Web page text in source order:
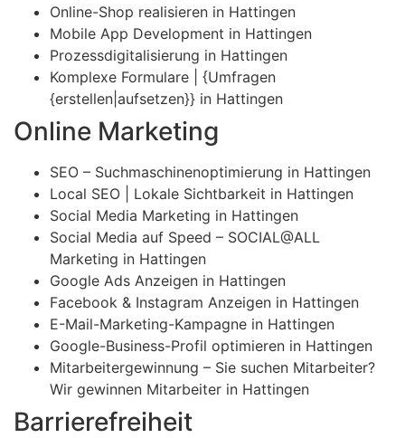
Online-Shop realisieren in Hattingen
Mobile App Development in Hattingen
Prozessdigitalisierung in Hattingen
Komplexe Formulare | {Umfragen
{erstellen|aufsetzen}} in Hattingen
Online Marketing
SEO – Suchmaschinenoptimierung in Hattingen
Local SEO | Lokale Sichtbarkeit in Hattingen
Social Media Marketing in Hattingen
Social Media auf Speed – SOCIAL@ALL
Marketing in Hattingen
Google Ads Anzeigen in Hattingen
Facebook & Instagram Anzeigen in Hattingen
E-Mail-Marketing-Kampagne in Hattingen
Google-Business-Profil optimieren in Hattingen
Mitarbeitergewinnung – Sie suchen Mitarbeiter?
Wir gewinnen Mitarbeiter in Hattingen
Barrierefreiheit